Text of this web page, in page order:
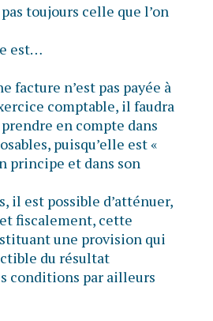
toujours celle que l’on
est…
facture n’est pas payée à
comptable, il faudra
en compte dans
puisqu’elle est «
principe et dans son
il est possible d’atténuer,
fiscalement, cette
une provision qui
du résultat
conditions par ailleurs